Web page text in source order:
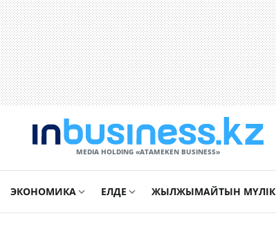
MEDIA HOLDING «ATAMEKЕN BUSINESS»
ЭКОНОМИКА ЕЛДЕ ЖЫЛЖЫМАЙТЫН МҮЛІК